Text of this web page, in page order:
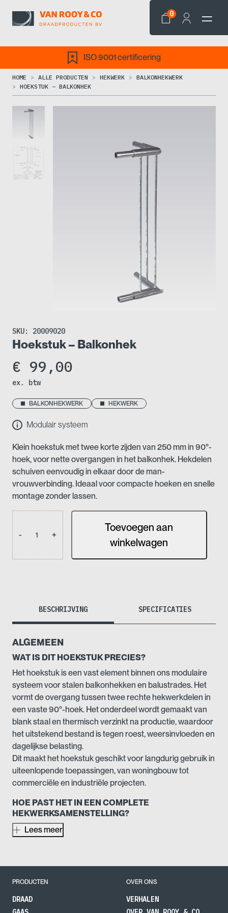
0
ISO 9001 certificering
HOME ALLE PRODUCTEN HEKWERK
BALKONHEKWERK
HOEKSTUK – BALKONHEK
SKU: 20009020
Hoekstuk – Balkonhek
€ 99,00
ex. btw
BALKONHEKWERK HEKWERK
Modulair systeem
Klein hoekstuk met twee korte zijden van 250 mm in 90°-
hoek, voor nette overgangen in het balkonhek. Hekdelen
schuiven eenvoudig in elkaar door de man-
vrouwverbinding. Ideaal voor compacte hoeken en snelle
montage zonder lassen.
-
Balkonhek
+
Toevoegen aan
winkelwagen
BESCHRIJVING SPECIFICATIES
ALGEMEEN
WAT IS DIT HOEKSTUK PRECIES?
Het hoekstuk is een vast element binnen ons modulaire
systeem voor stalen balkonhekken en balustrades. Het
vormt de overgang tussen twee rechte hekwerkdelen in
een vaste 90°-hoek. Het onderdeel wordt gemaakt van
blank staal en thermisch verzinkt na productie, waardoor
het uitstekend bestand is tegen roest, weersinvloeden en
dagelijkse belasting.
Dit maakt het hoekstuk geschikt voor langdurig gebruik in
uiteenlopende toepassingen, van woningbouw tot
commerciële en industriële projecten.
HOE PAST HET IN EEN COMPLETE
HEKWERKSAMENSTELLING?
Het hoekstuk heeft een standaardhoogte van 1000 mm
eventueel muurbeugels of eindbalusters vormt u hiermee
direct een complete hoekopstelling.
lasverbindingen nodig, wat aanzienlijk tijd en
Lees meer
PRODUCTEN
DRAAD
OVER ONS
VERHALEN